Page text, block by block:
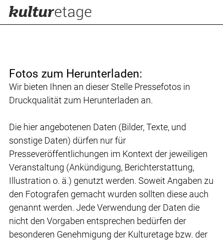
Fotos zum Herunterladen:
Wir bieten Ihnen an dieser Stelle Pressefotos in
Druckqualität zum Herunterladen an.
Die hier angebotenen Daten (Bilder, Texte, und
sonstige Daten) dürfen nur für
Presseveröffentlichungen im Kontext der jeweiligen
Veranstaltung (Ankündigung, Berichterstattung,
Illustration o. ä.) genutzt werden. Soweit Angaben zu
den Fotografen gemacht wurden sollten diese auch
genannt werden. Jede Verwendung der Daten die
nicht den Vorgaben entsprechen bedürfen der
besonderen Genehmigung der Kulturetage bzw. der